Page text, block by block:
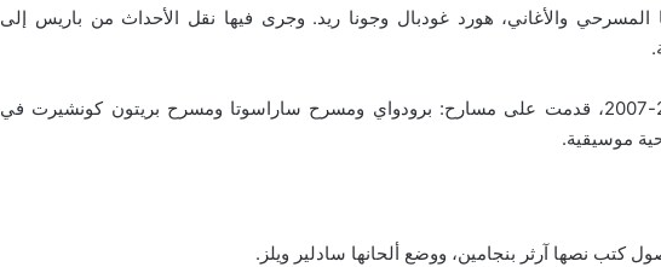
المسرحي والأغاني، هورد غودبال وجونا ريد. وجرى فيها نقل الأحداث من باريس إلى
2007 مسرحية «قصة مدينتين» 2009-2007، قدمت على مسارح: برودواي ومسرح ساراسوتا ومسرح بريتون كونشيرت في
موسيقية.